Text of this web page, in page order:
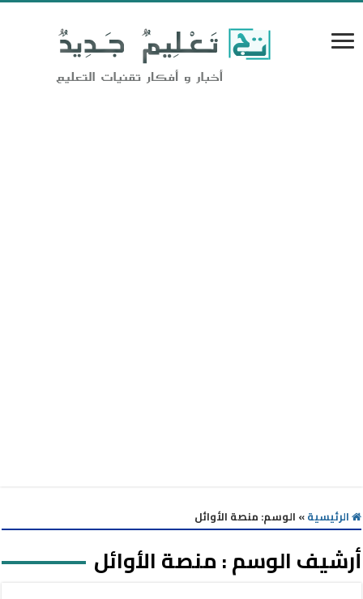
الرئيسية» الوسم: منصة الأوائل
أرشيف الوسم :منصة الأوائل